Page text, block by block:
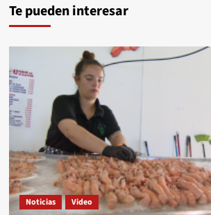
Te pueden interesar
Noticias Video